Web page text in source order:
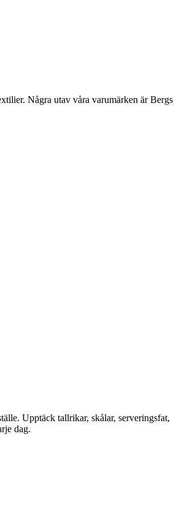
Några utav våra varumärken är Bergs
Upptäck tallrikar, skålar, serveringsfat,
dag.